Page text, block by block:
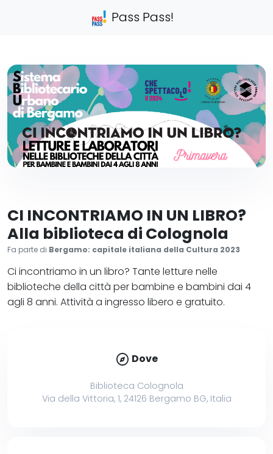
Pass Pass!
CI INCONTRIAMO IN UN LIBRO?
Alla biblioteca di Colognola
Fa parte di Bergamo: capitale italiana della Cultura 2023
Ci incontriamo in un libro? Tante letture nelle
biblioteche della città per bambine e bambini dai 4
agli 8 anni. Attività a ingresso libero e gratuito.
explore Dove
Biblioteca Colognola
Via della Vittoria, 1, 24126 Bergamo BG, Italia